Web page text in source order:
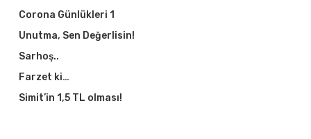
Corona Günlükleri 1
Unutma, Sen Değerlisin!
Sarhoş..
Farzet ki…
Simit’in 1,5 TL olması!